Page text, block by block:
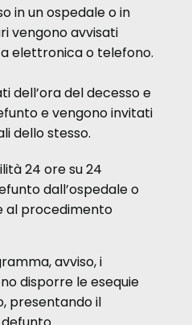
in un ospedale o in
vengono avvisati
elettronica o telefono.
dell’ora del decesso e
e vengono invitati
dello stesso.
24 ore su 24
dall’ospedale o
al procedimento
avviso, i
disporre le esequie
presentando il